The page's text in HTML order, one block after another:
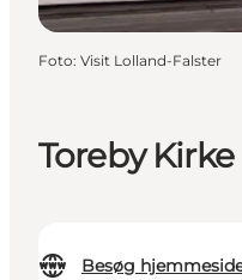
Toreby Kirke
Besøg
Foto: Visit Lolland-Falster